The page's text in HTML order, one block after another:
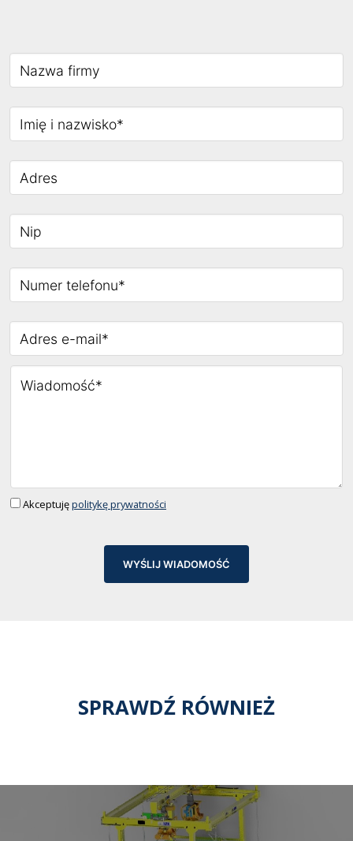
Akceptujępolitykę prywatności
WYŚLIJ WIADOMOŚĆ
SPRAWDŹ RÓWNIEŻ